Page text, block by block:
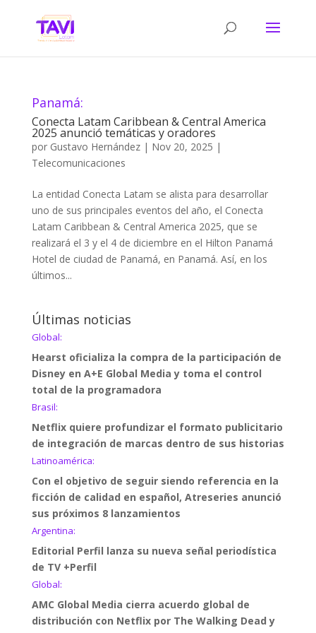
Panamá:
Conecta Latam Caribbean & Central America
2025 anunció temáticas y oradores
por Gustavo Hernández| Nov 20, 2025 |
Telecomunicaciones
La entidad Conecta Latam se alista para desarrollar
uno de sus principales eventos del año, el Conecta
Latam Caribbean & Central America 2025, que se
realizará el 3 y el 4 de diciembre en el Hilton Panamá
Hotel de ciudad de Panamá, en Panamá. Así, en los
últimos...
Últimas noticias
Global:
Hearst oficializa la compra de la participación de
Disney en A+E Global Media y toma el control
total de la programadora
Brasil:
Netflix quiere profundizar el formato publicitario
de integración de marcas dentro de sus historias
Latinoamérica:
Con el objetivo de seguir siendo referencia en la
ficción de calidad en español, Atreseries anunció
sus próximos 8 lanzamientos
Argentina:
Editorial Perfil lanza su nueva señal periodística
de TV +Perfil
Global:
AMC Global Media cierra acuerdo global de
distribución con Netflix por The Walking Dead y